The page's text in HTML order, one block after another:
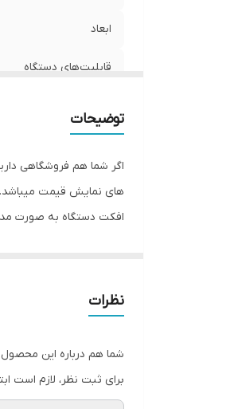
ابعاد
قابلیت‌های دستگاه
توضیحات
اگر شما هم فروشگاهی
های نمایش قیمت میباشد.
افکت دستگاه به صورت
نظرات
شما هم درباره این
برای ثبت نظر، لازم است